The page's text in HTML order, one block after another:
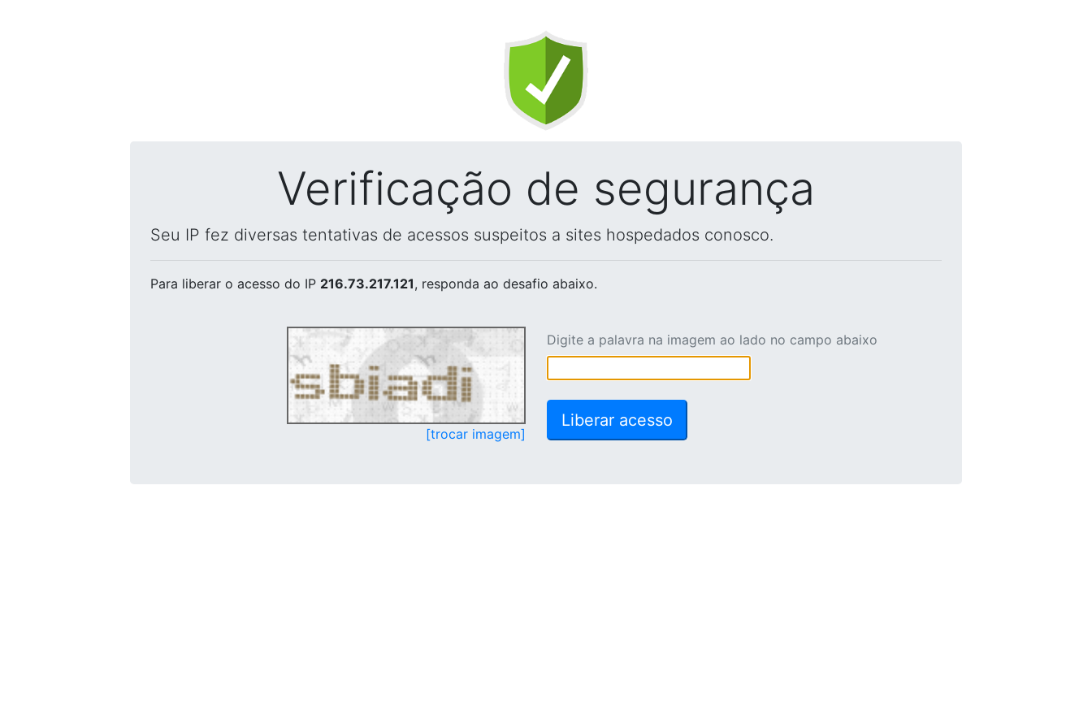
Verificação de segurança
Seu IP fez diversas tentativas de acessos suspeitos a sites hospedados conosco.
Para liberar o acesso do IP 216.73.217.121, responda ao desafio abaixo.
[trocar imagem]
Digite a palavra na imagem ao lado no campo abaixo